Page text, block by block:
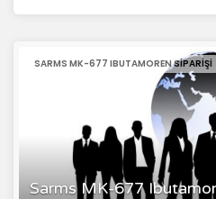
Sarms MK-677
SARMS MK-677 IBUTAMOREN SIPARIŞI